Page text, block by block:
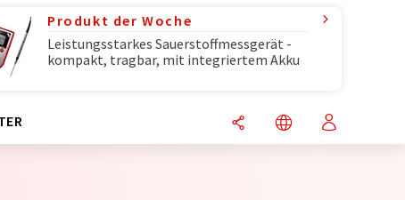
Produkt der Woche
Leistungsstarkes Sauerstoffmessgerät -
kompakt, tragbar, mit integriertem Akku